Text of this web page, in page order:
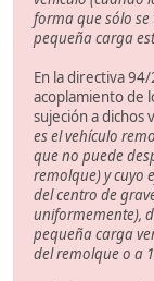
forma que sólo
pequeña carga
En la directiva
acoplamiento de
sujeción a dichos
es el vehículo
que no puede
remolque) y cuyo
del centro de
uniformemente),
pequeña carga
del remolque o a